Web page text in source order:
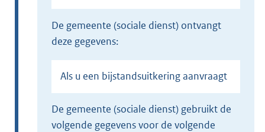
de gemeente (sociale dienst) ontvangt
deze gegevens:
Als u een bijstandsuitkering aanvraagt
de gemeente (sociale dienst) gebruikt de
volgende gegevens voor de volgende